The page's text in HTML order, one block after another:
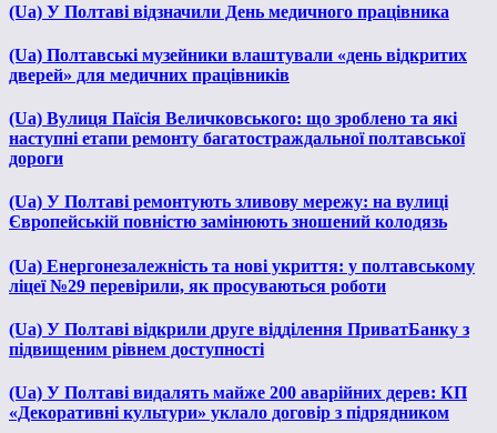
(Ua) У Полтаві відзначили День медичного працівника
(Ua) Полтавські музейники влаштували «день відкритих
дверей» для медичних працівників
(Ua) Вулиця Паїсія Величковського: що зроблено та які
наступні етапи ремонту багатостраждальної полтавської
дороги
(Ua) У Полтаві ремонтують зливову мережу: на вулиці
Європейській повністю замінюють зношений колодязь
(Ua) Енергонезалежність та нові укриття: у полтавському
ліцеї №29 перевірили, як просуваються роботи
(Ua) У Полтаві відкрили друге відділення ПриватБанку з
підвищеним рівнем доступності
(Ua) У Полтаві видалять майже 200 аварійних дерев: КП
«Декоративні культури» уклало договір з підрядником